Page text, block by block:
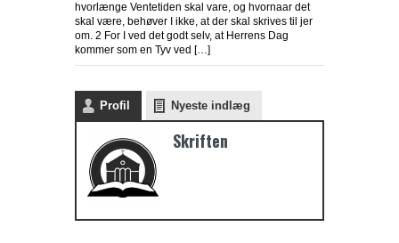
hvorlænge Ventetiden skal vare, og hvornaar det
skal være, behøver I ikke, at der skal skrives til jer
om. 2 For I ved det godt selv, at Herrens Dag
kommer som en Tyv ved […]
Profil Nyeste indlæg
Skriften